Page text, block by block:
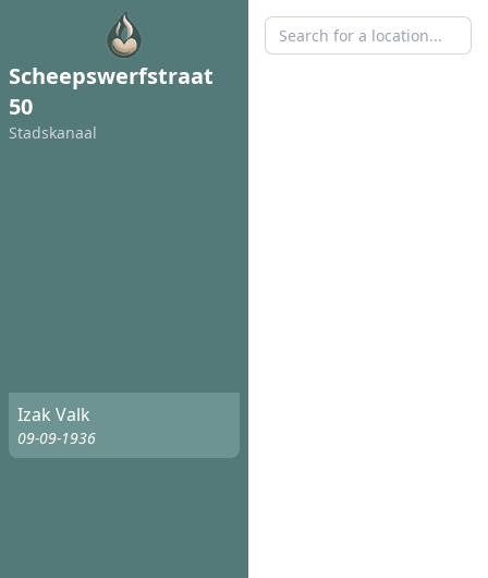
Scheepswerfstraat
50
Stadskanaal
Izak Valk
09-09-1936